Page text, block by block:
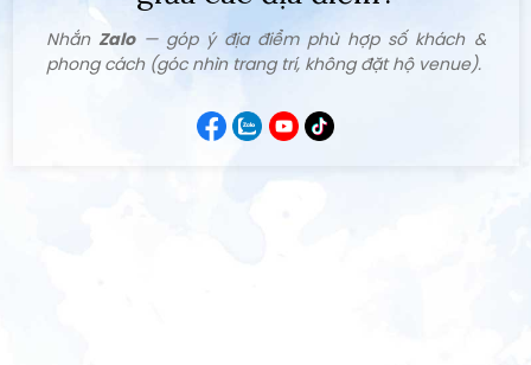
Nhắn Zalo— góp ý địa điểm phù hợp số khách &
phong cách (góc nhìn trang trí, không đặt hộ venue).